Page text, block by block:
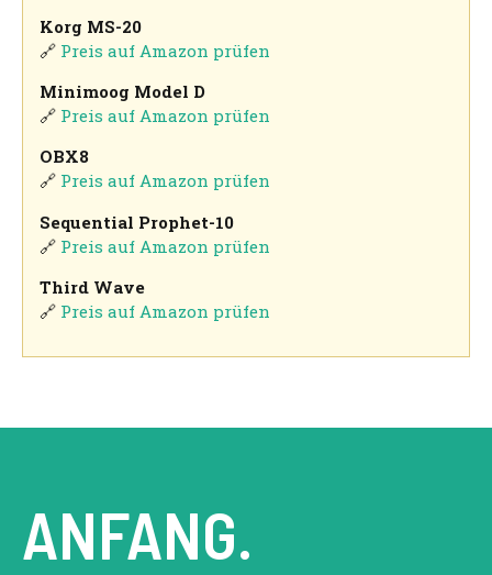
Korg MS-20
🔗 Preis auf Amazon prüfen
Minimoog Model D
🔗 Preis auf Amazon prüfen
OBX8
🔗 Preis auf Amazon prüfen
Sequential Prophet-10
🔗 Preis auf Amazon prüfen
Third Wave
🔗 Preis auf Amazon prüfen
ANFANG.